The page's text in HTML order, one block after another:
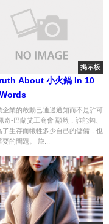
掲示板
About 小火鍋 In 10
企業的啟動已通過通知而不是許可
奇-巴蘭艾工商會 顯然，誰能夠、
了生存而犧牲多少自己的儲備，也
的問題。 旅...